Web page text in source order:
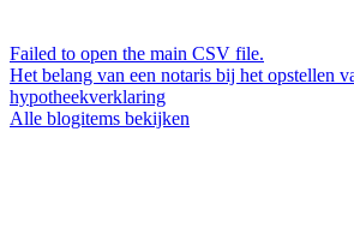
Failed to open the main CSV file.
Het belang van een notaris bij het opstellen
hypotheekverklaring
Alle blogitems bekijken